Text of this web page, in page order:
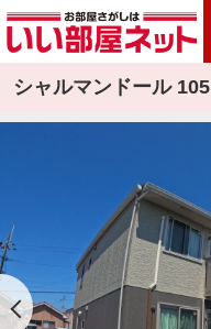
シャルマンドール 105